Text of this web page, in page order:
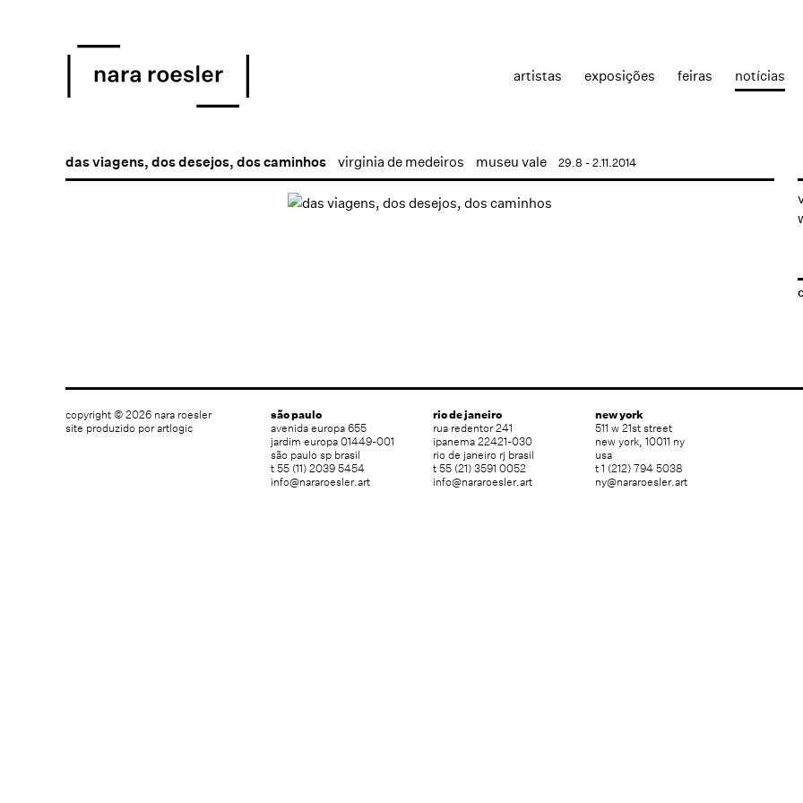
artistas exposições feiras notícias
das viagens, dos desejos, dos caminhos virginia de medeiros museu vale 29.8 - 2.11.2014
new york
511 w 21st street
new york, 10011 ny
usa
t 1 (212) 794 5038
ny@nararoesler.art
rio de janeiro
rua redentor 241
ipanema 22421-030
rio de janeiro rj brasil
t 55 (21) 3591 0052
info@nararoesler.art
são paulo
avenida europa 655
jardim europa 01449-001
são paulo sp brasil
t 55 (11) 2039 5454
info@nararoesler.art
copyright © 2026 nara roesler
site produzido por artlogic